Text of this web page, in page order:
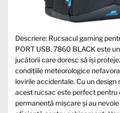
Descriere: Rucsacul gaming
PORT USB, 7860 BLACK este
jucătorii care doresc să își
condițiile meteorologice
lovirile accidentale. Cu un design
acest rucsac este perfect pentru
permanentă mișcare și au